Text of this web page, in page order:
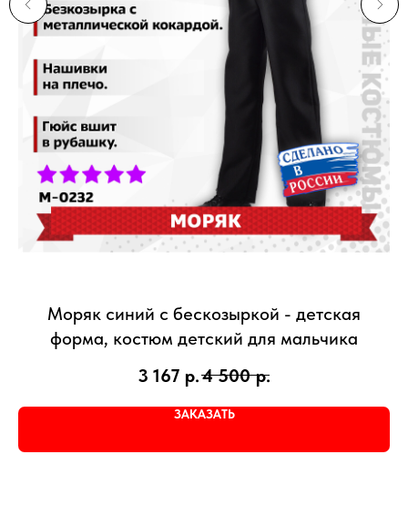
Моряк синий с бескозыркой - детская
форма, костюм детский для мальчика
3 167 р.4 500 р.
ЗАКАЗАТЬ